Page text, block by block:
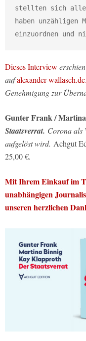
stellten sich
haben unzähligen
einzuordnen und
Dieses Interview
aufalexander-wallasch.de.
Genehmigung zur
Gunter Frank /
Staatsverrat. Corona als
aufgelöst wird. Achgut
25,00 €.
Mit Ihrem Einkauf im
unabhängigen
unseren herzlichen